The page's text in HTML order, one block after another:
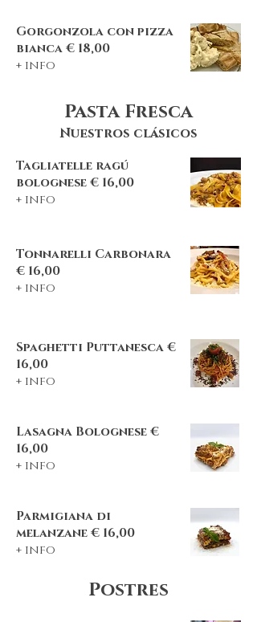
Gorgonzola con pizza
bianca € 18,00
+ info
Pasta Fresca
Nuestros clásicos
Tagliatelle ragú
bolognese € 16,00
+ info
Tonnarelli Carbonara
€ 16,00
+ info
Spaghetti Puttanesca €
16,00
+ info
Lasagna Bolognese €
16,00
+ info
Parmigiana di
melanzane € 16,00
+ info
Postres